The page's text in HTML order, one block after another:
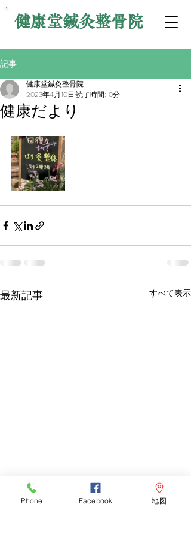
健康堂鍼灸整骨院
記事
健康だより
健康堂鍼灸整骨院
2023年4月10日 読了時間: 0分
最新記事 すべて表示
Phone Facebook 地図